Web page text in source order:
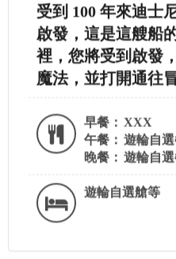
受到 100 年來迪士
啟發，這是這艘船
裡，您將受到啟發
魔法，並打開通往
早餐： XXX
午餐： 遊輪自
晚餐： 遊輪自
遊輪自選艙等